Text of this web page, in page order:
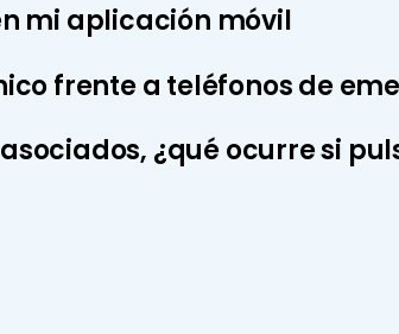
mi aplicación móvil
frente a teléfonos de
¿qué ocurre si